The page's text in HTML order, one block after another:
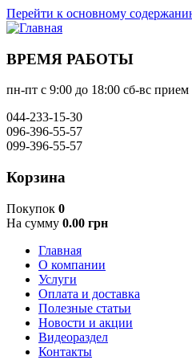
Перейти к основному
ВРЕМЯ РАБОТЫ
пн-пт с 9:00 до 18:00 сб-вс прием
044-233-15-30
096-396-55-57
099-396-55-57
Корзина
Покупок 0
На сумму 0.00 грн
Главная
О компании
Услуги
Оплата и доставка
Полезные статьи
Новости и акции
Видеораздел
Контакты